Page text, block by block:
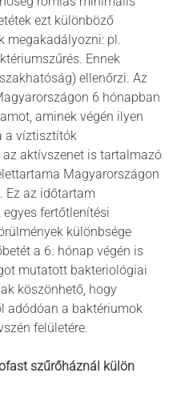
ezt különböző
megakadályozni: pl.
Ennek
ellenőrzi. Az
6 hónapban
aminek végén ilyen
a víztisztítók
aktívszenet is tartalmazó
Magyarországon
Ez az időtartam
fertőtlenítési
különbsége
a 6. hónap végén is
mutatott bakteriológiai
köszönhető, hogy
adódóan a baktériumok
felületére.
szűrőháznál külön